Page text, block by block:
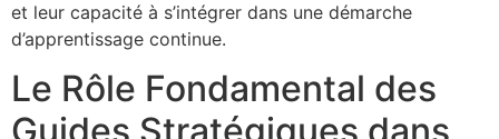
et leur capacité à s’intégrer dans une démarche
d’apprentissage continue.
Le Rôle Fondamental des